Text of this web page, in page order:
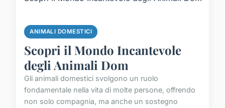
ANIMALI DOMESTICI
Scopri il Mondo Incantevole
degli Animali Dom
Gli animali domestici svolgono un ruolo
fondamentale nella vita di molte persone, offrendo
non solo compagnia, ma anche un sostegno